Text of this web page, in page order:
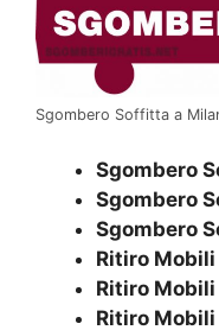
Sgombero Soffitta a
Sgombero
Sgombero
Sgombero
Ritiro
Ritiro
Ritiro